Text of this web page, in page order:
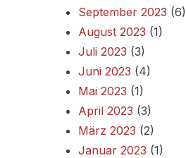
September 2023 (6)
August 2023 (1)
Juli 2023 (3)
Juni 2023 (4)
Mai 2023 (1)
April 2023 (3)
März 2023 (2)
Januar 2023 (1)